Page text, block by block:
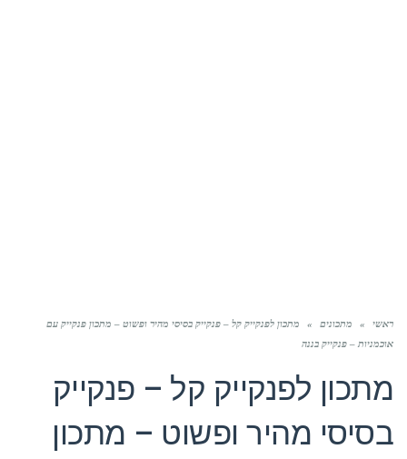
ראשי » מתכונים »
מתכון לפנקייק קל – פנקייק בסיסי מהיר ופשוט – מתכון פנקייק עם
אוכמניות – פנקייק בננה
מתכון לפנקייק קל – פנקייק
בסיסי מהיר ופשוט – מתכון